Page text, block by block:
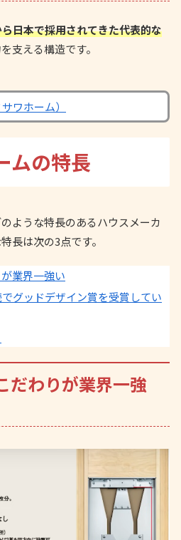
日本で採用されてきた代表的な
支える構造です。
ワホーム）
ムの特長
ような特長のあるハウスメーカ
長は次の3点です。
業界一強い
グッドデザイン賞を受賞してい
だわりが業界一強